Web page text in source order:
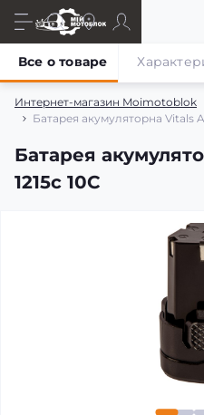
Интернет-магазин Moimotoblok
Батарея акумуляторна Vitals
Батарея
1215c 10C
Все о товаре